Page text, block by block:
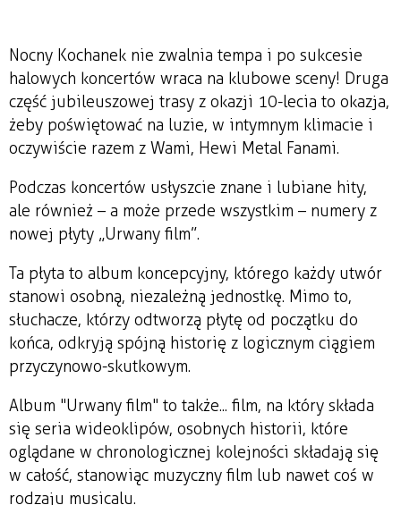
Nocny Kochanek nie zwalnia tempa i po sukcesie
halowych koncertów wraca na klubowe sceny! Druga
część jubileuszowej trasy z okazji 10-lecia to okazja,
żeby poświętować na luzie, w intymnym klimacie i
oczywiście razem z Wami, Hewi Metal Fanami.
Podczas koncertów usłyszcie znane i lubiane hity,
ale również – a może przede wszystkim – numery z
nowej płyty „Urwany film”.
Ta płyta to album koncepcyjny, którego każdy utwór
stanowi osobną, niezależną jednostkę. Mimo to,
słuchacze, którzy odtworzą płytę od początku do
końca, odkryją spójną historię z logicznym ciągiem
przyczynowo-skutkowym.
Album "Urwany film" to także... film, na który składa
się seria wideoklipów, osobnych historii, które
oglądane w chronologicznej kolejności składają się
w całość, stanowiąc muzyczny film lub nawet coś w
rodzaju musicalu.